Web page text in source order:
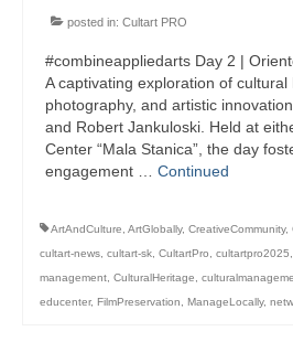
posted in: Cultart PRO
#combineappliedarts Day 2 |
A captivating exploration of
photography, and artistic
and Robert Jankuloski. Held at
Center “Mala Stanica”, the day
engagement … Continued
ArtAndCulture ArtGlobally, CreativeCommunity,
cultart-news cultart-sk CultartPro cultartpro2025
management CulturalHeritage
educenter, FilmPreservation ManageLocally,